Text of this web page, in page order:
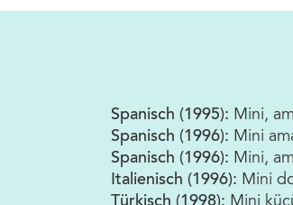
Spanisch (1995): Mini,
Spanisch (1996): Mini
Spanisch (1996): Mini,
Italienisch (1996): Mini